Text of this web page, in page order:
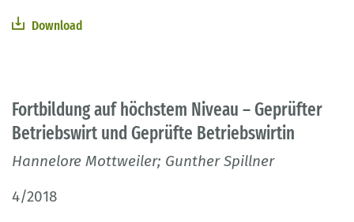
Download
Fortbildung auf höchstem Niveau – Geprüfter
Betriebswirt und Geprüfte Betriebswirtin
Hannelore Mottweiler; Gunther Spillner
4/2018